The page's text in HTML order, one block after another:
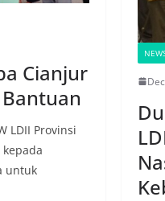
Cianjur
LDII Provinsi
untuk